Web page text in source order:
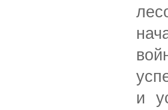
и